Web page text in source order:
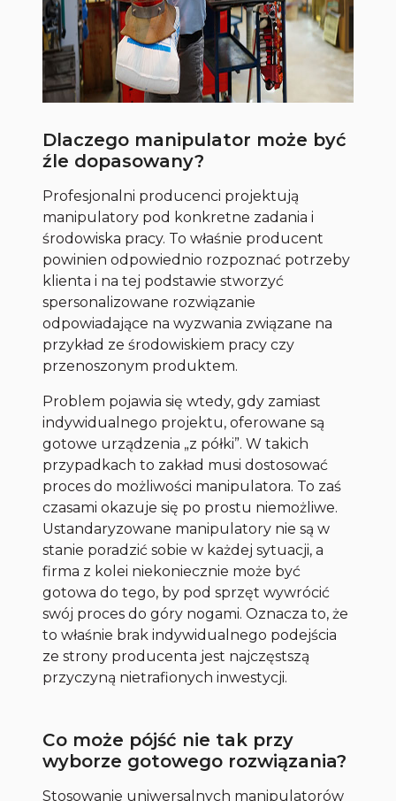
Dlaczego manipulator może być
źle dopasowany?
Profesjonalni producenci projektują
manipulatory pod konkretne zadania i
środowiska pracy. To właśnie producent
powinien odpowiednio rozpoznać potrzeby
klienta i na tej podstawie stworzyć
spersonalizowane rozwiązanie
odpowiadające na wyzwania związane na
przykład ze środowiskiem pracy czy
przenoszonym produktem.
Problem pojawia się wtedy, gdy zamiast
indywidualnego projektu, oferowane są
gotowe urządzenia „z półki”. W takich
przypadkach to zakład musi dostosować
proces do możliwości manipulatora. To zaś
czasami okazuje się po prostu niemożliwe.
Ustandaryzowane manipulatory nie są w
stanie poradzić sobie w każdej sytuacji, a
firma z kolei niekoniecznie może być
gotowa do tego, by pod sprzęt wywrócić
swój proces do góry nogami. Oznacza to, że
to właśnie brak indywidualnego podejścia
ze strony producenta jest najczęstszą
przyczyną nietrafionych inwestycji.
Co może pójść nie tak przy
wyborze gotowego rozwiązania?
Stosowanie uniwersalnych manipulatorów